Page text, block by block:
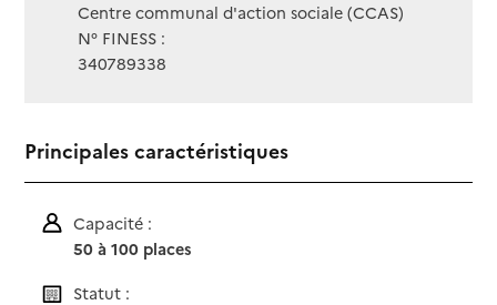
Centre communal d'action sociale (CCAS)
N° FINESS :
340789338
Principales caractéristiques
Capacité :
50 à 100 places
Statut :